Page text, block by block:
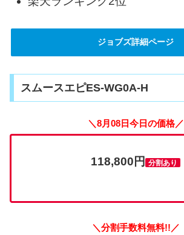
ジョブズ詳細ページ
スムースエピES-WG0A-H
＼8月08日今日の価格／
118,800円 分割あり
＼分割手数料無料!!／